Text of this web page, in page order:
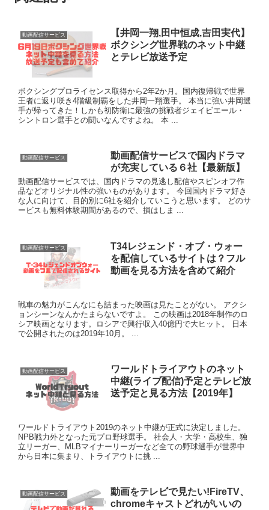
動画配信サービス
【井岡一翔,田中恒成,吉田実代】
ボクシング世界戦のネット中継
とテレビ放送予定
ボクシングプロライセンス取得から2年2か月。国内復帰戦で世界
王者に返り咲き4階級制覇をした井岡一翔選手。 本当に強い井岡選
手が帰ってきた！しかも初防衛に最強の挑戦者ジェイビエール・
シントロン選手との闘いなんですよね。 本 ...
動画配信サービス
動画配信サービスで国内ドラマ
が充実している６社【最新版】
動画配信サービスでは、国内ドラマの見逃し配信やスピンオフ作
品などオリジナル性の強いものがあります。 今回国内ドラマ好き
な人に向けて、目的別に6社を紹介していこうと思います。 どのサ
ービスも無料体験期間があるので、損はしま ...
動画配信サービス
T34レジェンド・オブ・ウォー
を配信しているサイトは？フル
動画を見る方法を含めて紹介
戦車の魅力がこんなにも詰まった映画は見たことがない。 アクシ
ョンシーンなんかたまらないですよ。 この映画は2018年制作のロ
シア映画となります。ロシアで興行収入40億円で大ヒット。 日本
で公開されたのは2019年10月。 ...
動画配信サービス
ワールドトライアウトのネット
中継(ライブ配信)予定とテレビ放
送予定と見る方法【2019年】
ワールドトライアウト2019のネット中継が正式に決定しました。
NPB戦力外となった元プロ野球選手。 社会人・大学・高校生、独
立リーガー、MLBマイナーリーガーなど全ての野球選手が世界中
から日本に集まり、トライアウトに挑 ...
動画配信サービス
動画をテレビで見たい!FireTV、
chromeキャストどれがいいの